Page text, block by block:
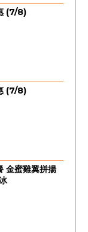
(7/8)
(7/8)
金蜜雞翼拼揚